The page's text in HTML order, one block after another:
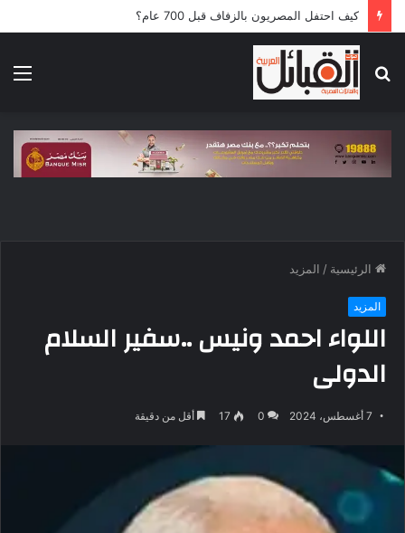
كيف احتفل المصريون بالزفاف قبل 700 عام؟
عن
الرئيسية / المزيد
المزيد
اللواء احمد ونيس ..سفير السلام
الدولى
7 أغسطس، 2024 0
17 أقل من دقيقة